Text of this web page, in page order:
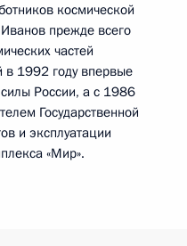
космической
прежде всего
частей
в 1992 году впервые
России, а с 1986
Государственной
и эксплуатации
«Мир».